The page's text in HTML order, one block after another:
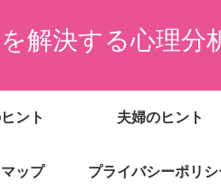
解決する心理
ント 夫婦のヒント
ップ プライバシーポリシ